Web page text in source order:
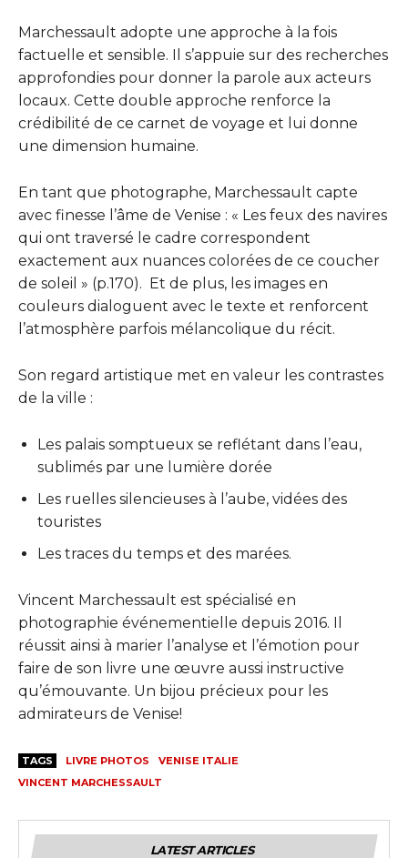
Marchessault adopte une approche à la fois
factuelle et sensible. Il s’appuie sur des recherches
approfondies pour donner la parole aux acteurs
locaux. Cette double approche renforce la
crédibilité de ce carnet de voyage et lui donne
une dimension humaine.
En tant que photographe, Marchessault capte
avec finesse l’âme de Venise : « Les feux des navires
qui ont traversé le cadre correspondent
exactement aux nuances colorées de ce coucher
de soleil » (p.170). Et de plus, les images en
couleurs dialoguent avec le texte et renforcent
l’atmosphère parfois mélancolique du récit.
Son regard artistique met en valeur les contrastes
de la ville :
Les palais somptueux se reflétant dans l’eau,
sublimés par une lumière dorée
Les ruelles silencieuses à l’aube, vidées des
touristes
Les traces du temps et des marées.
Vincent Marchessault est spécialisé en
photographie événementielle depuis 2016. Il
réussit ainsi à marier l’analyse et l’émotion pour
faire de son livre une œuvre aussi instructive
qu’émouvante. Un bijou précieux pour les
admirateurs de Venise!
TAGS LIVRE PHOTOS
VENISE ITALIE
VINCENT MARCHESSAULT
LATEST ARTICLES